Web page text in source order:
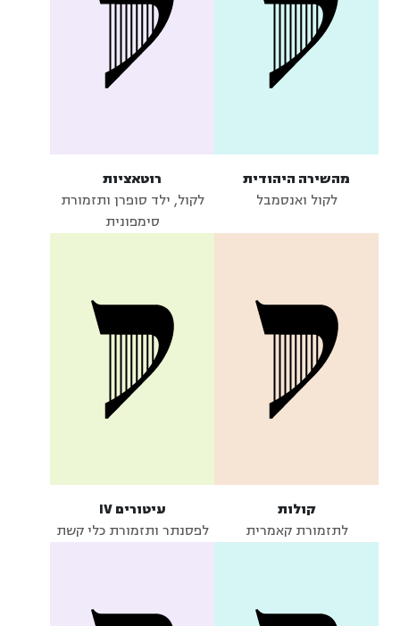
מהשירה היהודית
לקול ואנסמבל
רוטאציות
לקול, ילד סופרן ותזמורת
סימפונית
קולות
לתזמורת קאמרית
עיטורים IV
לפסנתר ותזמורת כלי קשת